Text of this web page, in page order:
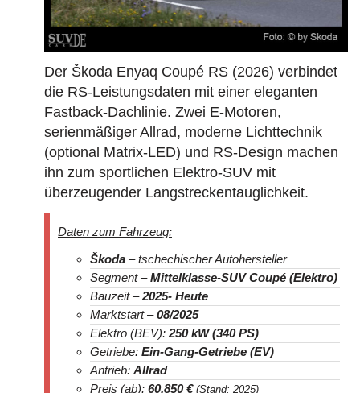
Der Škoda Enyaq Coupé RS (2026) verbindet
die RS-Leistungsdaten mit einer eleganten
Fastback-Dachlinie. Zwei E-Motoren,
serienmäßiger Allrad, moderne Lichttechnik
(optional Matrix-LED) und RS-Design machen
ihn zum sportlichen Elektro-SUV mit
überzeugender Langstreckentauglichkeit.
Daten zum Fahrzeug:
Škoda – tschechischer Autohersteller
Segment –Mittelklasse-SUV Coupé (Elektro)
Bauzeit –2025- Heute
Marktstart –08/2025
Elektro (BEV): 250 kW (340 PS)
Getriebe: Ein-Gang-Getriebe (EV)
Antrieb: Allrad
Preis (ab): 60.850 € (Stand: 2025)